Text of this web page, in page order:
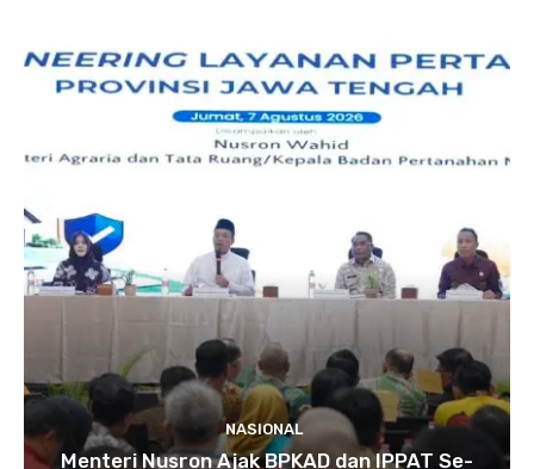
NASIONAL
Menteri Nusron Ajak BPKAD dan IPPAT Se-